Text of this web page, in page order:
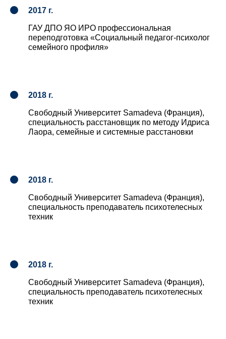
2017 г.
ГАУ ДПО ЯО ИРО профессиональная
переподготовка «Социальный педагог-психолог
семейного профиля»
2018 г.
Свободный Университет Samadeva (Франция),
специальность расстановщик по методу Идриса
Лаора, семейные и системные расстановки
2018 г.
Свободный Университет Samadeva (Франция),
специальность преподаватель психотелесных
техник
2018 г.
Свободный Университет Samadeva (Франция),
специальность преподаватель психотелесных
техник